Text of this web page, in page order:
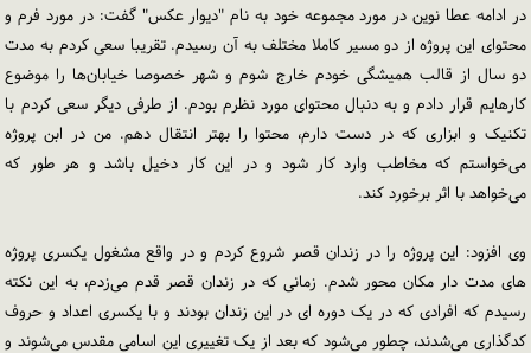
در ادامه عطا نوین در مورد مجموعه خود به نام "دیوار عکس" گفت: در مورد فرم و
محتوای این پروژه از دو مسیر کاملا مختلف به آن رسیدم. تقریبا سعی کردم به مدت
دو سال از قالب همیشگی خودم خارج شوم و شهر خصوصا خیابان‌ها را موضوع
کارهایم قرار دادم و به دنبال محتوای مورد نظرم بودم. از طرفی دیگر سعی کردم با
تکنیک و ابزاری که در دست دارم، محتوا را بهتر انتقال دهم. من در ابن پروژه
می‌خواستم که مخاطب وارد کار شود و در این کار دخیل باشد و هر طور که
می‌خواهد با اثر برخورد کند.
وی افزود: این پروژه را در زندان قصر شروع کردم و در واقع مشغول یکسری پروژه
های مدت دار مکان محور شدم. زمانی که در زندان قصر قدم می‌زدم، به این نکته
رسیدم که افرادی که در یک دوره ای در این زندان بودند و با یکسری اعداد و حروف
کدگذاری می‌شدند، چطور می‌شود که بعد از یک تغییری این اسامی مقدس می‌شوند و